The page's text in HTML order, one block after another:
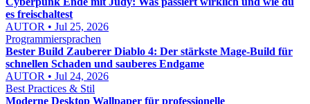
es freischaltest
AUTOR • Jul 25, 2026
Programmiersprachen
Bester Build Zauberer Diablo 4: Der stärkste Mage-Build für
schnellen Schaden und sauberes Endgame
AUTOR • Jul 24, 2026
Best Practices & Stil
Moderne Desktop Wallpaper für professionelle